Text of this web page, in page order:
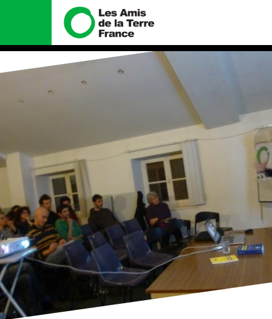
Nous connaître
Missions et méthodes
Valeurs
Équipes et
fonctionnement
Le réseau dans le monde
Nos alliés
Je soutiens les Amis de la
Terre
Total, rendez-
tribunal
Gaz « naturel »,
enfumage
Mode : une
Gaz au
violence
Nos autres